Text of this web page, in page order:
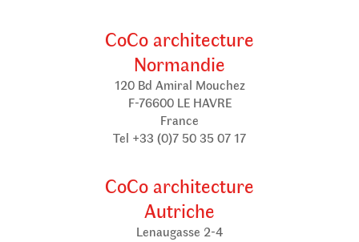
CoCo architecture
Normandie
120 Bd Amiral Mouchez
F-76600 LE HAVRE
France
Tel +33 (0)7 50 35 07 17
CoCo architecture
Autriche
Lenaugasse 2-4